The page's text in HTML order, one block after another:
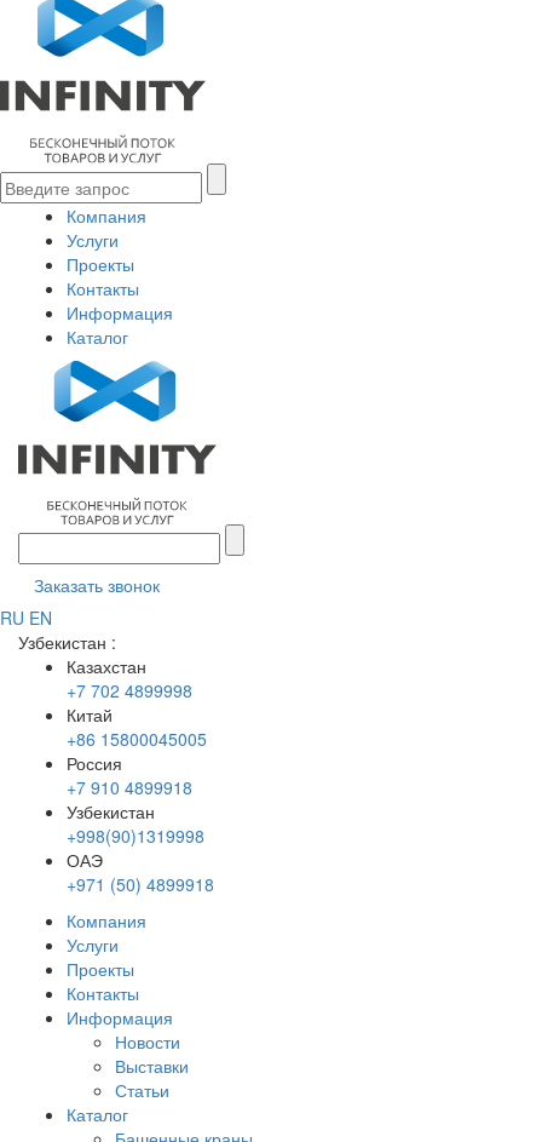
Компания
Услуги
Проекты
Контакты
Информация
Каталог
Заказать звонок
RU EN
Узбекистан :
Казахстан
+7 702 4899998
Китай
+86 15800045005
Россия
+7 910 4899918
Узбекистан
+998(90)1319998
ОАЭ
+971 (50) 4899918
Компания
Услуги
Проекты
Контакты
Информация
Новости
Выставки
Статьи
Каталог